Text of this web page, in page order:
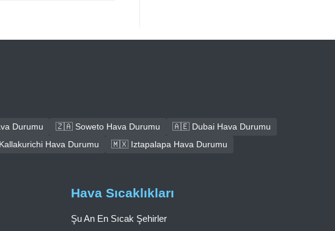
Durumu 🇿🇦 Soweto Hava Durumu
🇦🇪 Dubai Hava Durumu
Hava Durumu
🇲🇽 Iztapalapa Hava Durumu
Hava Sıcaklıkları
Şu An En Sıcak Şehirler